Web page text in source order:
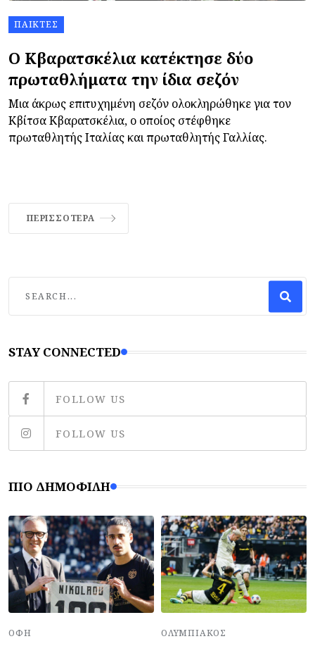
ΠΑΊΚΤΕΣ
Ο Κβαρατσκέλια κατέκτησε δύο
πρωταθλήματα την ίδια σεζόν
Μια άκρως επιτυχημένη σεζόν ολοκληρώθηκε για τον
Κβίτσα Κβαρατσκέλια, ο οποίος στέφθηκε
πρωταθλητής Ιταλίας και πρωταθλητής Γαλλίας.
ΠΕΡΙΣΣΌΤΕΡΑ
STAY CONNECTED
FOLLOW US
FOLLOW US
ΠΙΟ ΔΗΜΟΦΙΛΉ
ΟΦΗ ΟΛΥΜΠΙΑΚΌΣ